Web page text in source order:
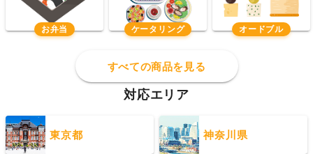
お弁当 ケータリング オードブル
すべての商品を見る
対応エリア
東京都 神奈川県